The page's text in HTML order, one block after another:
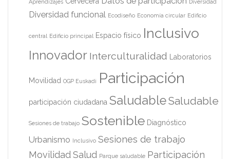
Aprendizajes Diversidad
Diversidad funcional Ecodiseño Economía circular Edificio
central Edificio principal Espacio físico Inclusivo
Innovador Interculturalidad Laboratorios
Movilidad OGP Euskadi Participación
participación ciudadana SaludableSaludable
Sesiones de trabajo Sostenible Diagnóstico
Urbanismo Inclusivo Sesiones de trabajo
Movilidad Salud Parque saludable Participación